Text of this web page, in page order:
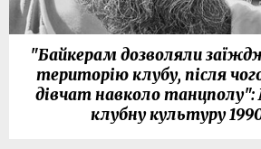
"Байкерам дозволяли
територію клубу, після
дівчат навколо
клубну культуру